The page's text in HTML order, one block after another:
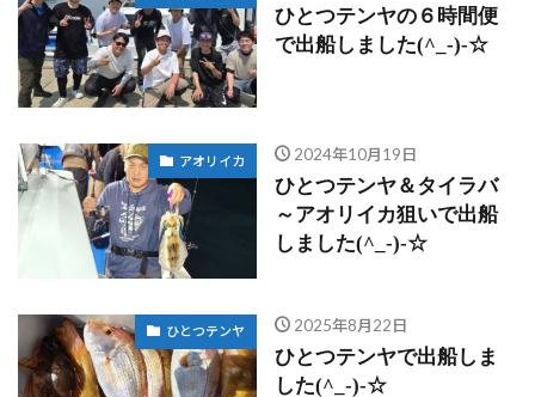
ひとつテンヤの６時間便
で出船しました(^_-)-☆
アオリイカ 2024年10月19日
ひとつテンヤ＆タイラバ
～アオリイカ狙いで出船
しました(^_-)-☆
ひとつテンヤ 2025年8月22日
ひとつテンヤで出船しま
した(^_-)-☆